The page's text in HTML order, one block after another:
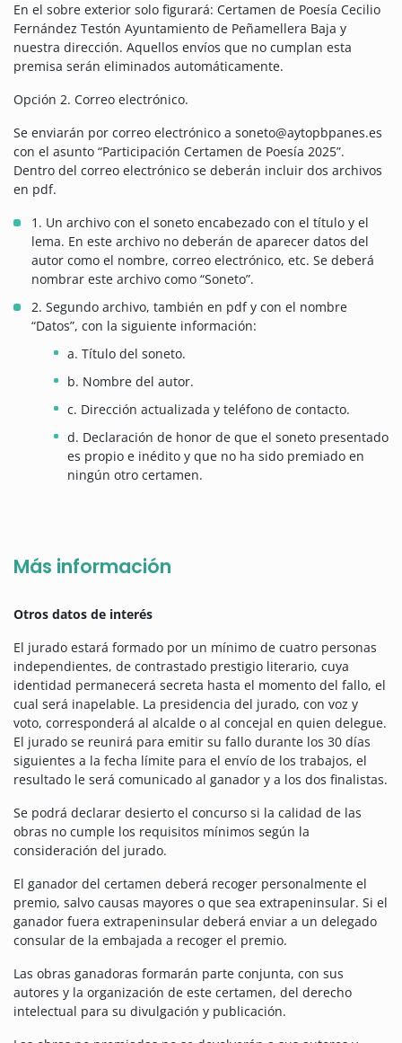
En el sobre exterior solo figurará: Certamen de Poesía Cecilio
Fernández Testón Ayuntamiento de Peñamellera Baja y
nuestra dirección. Aquellos envíos que no cumplan esta
premisa serán eliminados automáticamente.
Opción 2. Correo electrónico.
Se enviarán por correo electrónico a soneto@aytopbpanes.es
con el asunto “Participación Certamen de Poesía 2025”.
Dentro del correo electrónico se deberán incluir dos archivos
en pdf.
1. Un archivo con el soneto encabezado con el título y el
lema. En este archivo no deberán de aparecer datos del
autor como el nombre, correo electrónico, etc. Se deberá
nombrar este archivo como “Soneto”.
2. Segundo archivo, también en pdf y con el nombre
“Datos”, con la siguiente información:
a. Título del soneto.
b. Nombre del autor.
c. Dirección actualizada y teléfono de contacto.
d. Declaración de honor de que el soneto presentado
es propio e inédito y que no ha sido premiado en
ningún otro certamen.
Más información
Otros datos de interés
El jurado estará formado por un mínimo de cuatro personas
independientes, de contrastado prestigio literario, cuya
identidad permanecerá secreta hasta el momento del fallo, el
cual será inapelable. La presidencia del jurado, con voz y
voto, corresponderá al alcalde o al concejal en quien delegue.
El jurado se reunirá para emitir su fallo durante los 30 días
siguientes a la fecha límite para el envío de los trabajos, el
resultado le será comunicado al ganador y a los dos finalistas.
Se podrá declarar desierto el concurso si la calidad de las
obras no cumple los requisitos mínimos según la
consideración del jurado.
El ganador del certamen deberá recoger personalmente el
premio, salvo causas mayores o que sea extrapeninsular. Si el
ganador fuera extrapeninsular deberá enviar a un delegado
consular de la embajada a recoger el premio.
Las obras ganadoras formarán parte conjunta, con sus
autores y la organización de este certamen, del derecho
intelectual para su divulgación y publicación.